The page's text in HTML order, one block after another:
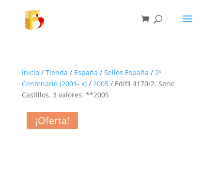
Inicio/ Tienda / España / Sellos España / 2º
Centenario (2001- x)/ 2005/ Edifil 4170/2. Serie
Castillos. 3 valores. **2005
¡Oferta!